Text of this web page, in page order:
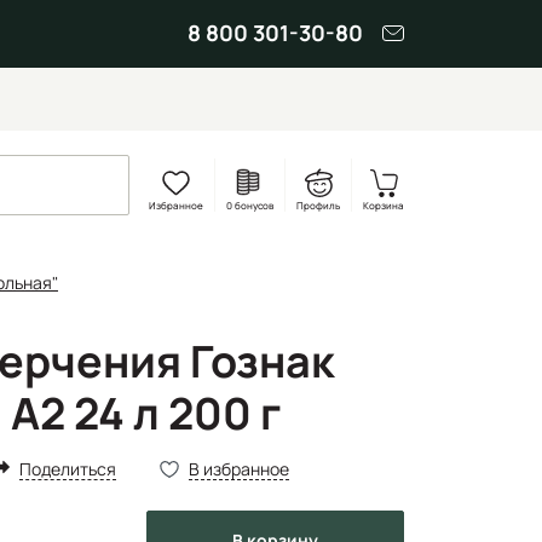
8 800 301-30-80
Избранное 0 бонусов Профиль Корзина
Гознак
24 л 200 г
Поделиться В избранное